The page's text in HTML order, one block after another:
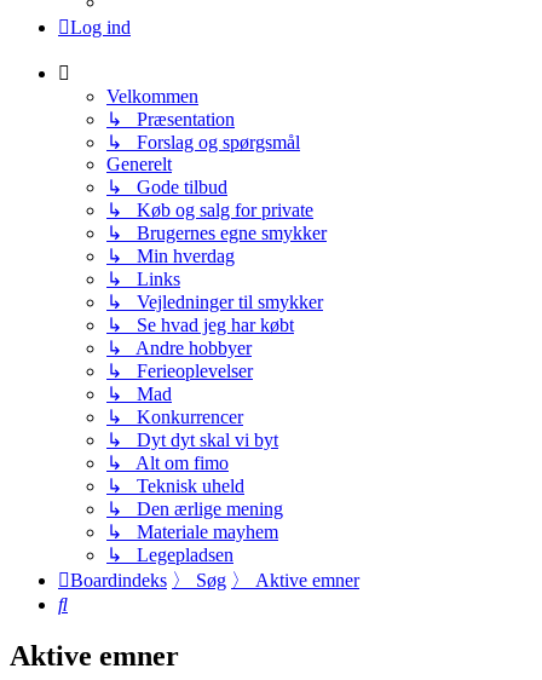
Log ind
Velkommen
↳ Præsentation
↳ Forslag og spørgsmål
Generelt
↳ Gode tilbud
↳ Køb og salg for private
↳ Brugernes egne smykker
↳ Min hverdag
↳ Links
↳ Vejledninger til smykker
↳ Se hvad jeg har købt
↳ Andre hobbyer
↳ Ferieoplevelser
↳ Mad
↳ Konkurrencer
↳ Dyt dyt skal vi byt
↳ Alt om fimo
↳ Teknisk uheld
↳ Den ærlige mening
↳ Materiale mayhem
↳ Legepladsen
Boardindeks 〉 Søg 〉
Aktive emner
Søg
Aktive emner